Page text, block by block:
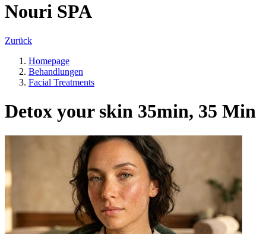
Nouri SPA
Zurück
Homepage
Behandlungen
Facial Treatments
Detox your skin 35min, 35 Min